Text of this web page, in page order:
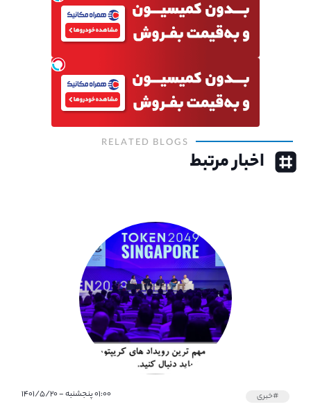
RELATED BLOGS
اخبار مرتبط
#خبری ۰۱:۰۰ پنجشنبه - ۱۴۰۱/۵/۲۰